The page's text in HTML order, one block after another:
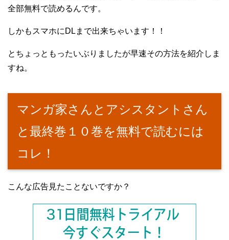
全部無料で読めるんです。
しかもスマホにDLまで出来ちゃいます！！
とちょっともったいぶりましたが早速その方法を紹介しま
すね。
マンガ家さんとアシスタントさん
と最終巻１０巻を無料で読むには
コレ！
こんな広告見たことないですか？